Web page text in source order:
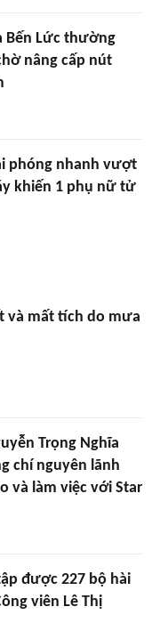
Bến Lức thường
nâng cấp nút
phóng nhanh vượt
khiến 1 phụ nữ tử
và mất tích do mưa
Trọng Nghĩa
chí nguyên lãnh
và làm việc với Star
được 227 bộ hài
viên Lê Thị